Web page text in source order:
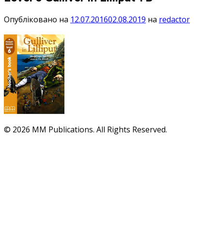
Опубліковано на 12.07.201602.08.2019 на redactor
© 2026 MM Publications. All Rights Reserved.